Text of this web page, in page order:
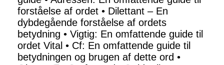
forståelse af ordet • Dilettant – En
dybdegående forståelse af ordets
betydning • Vigtig: En omfattende guide til
ordet Vital • Cf: En omfattende guide til
betydningen og brugen af dette ord •